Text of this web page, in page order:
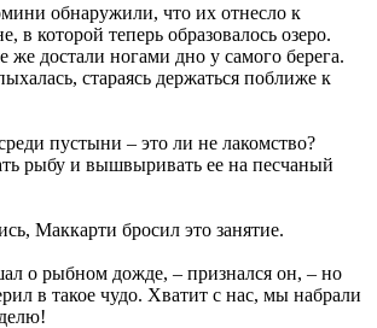
обнаружили, что их отнесло к
в которой теперь образовалось озеро.
достали ногами дно у самого берега.
стараясь держаться поближе к
пустыни – это ли не лакомство?
рыбу и вышвыривать ее на песчаный
Маккарти бросил это занятие.
о рыбном дожде, – признался он, – но
в такое чудо. Хватит с нас, мы набрали